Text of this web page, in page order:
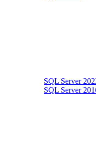
SQL Server
SQL Server